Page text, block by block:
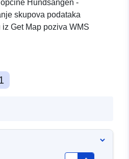
Hundsangen -
skupova podataka
Get Map poziva WMS